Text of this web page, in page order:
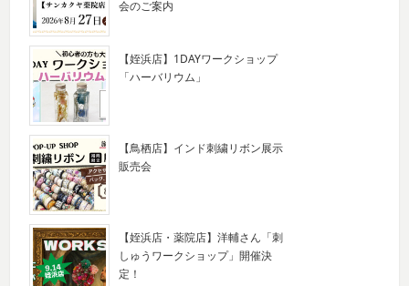
会のご案内
【姪浜店】1DAYワークショップ
「ハーバリウム」
【鳥栖店】インド刺繍リボン展示
販売会
【姪浜店・薬院店】洋輔さん「刺
しゅうワークショップ」開催決
定！